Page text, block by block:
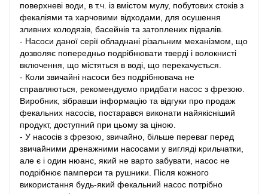
поверхневі води, в т.ч. із вмістом мулу, побутових стоків з
фекаліями та харчовими відходами, для осушення
зливних колодязів, басейнів та затоплених підвалів.
- Насоси даної серії обладнані різальним механізмом, що
дозволяє попередньо подрібнювати тверді і волокнисті
включення, що містяться в воді, що перекачується.
- Коли звичайні насоси без подрібнювача не
справляються, рекомендуємо придбати насос з фрезою.
Виробник, зібравши інформацію та відгуки про продаж
фекальних насосів, постарався виконати найякісніший
продукт, доступний при цьому за ціною.
- У насосів з фрезою, звичайно, більше переваг перед
звичайними дренажними насосами у вигляді крильчатки,
але є і один нюанс, який не варто забувати, насос не
подрібнює памперси та рушники. Після кожного
використання будь-який фекальний насос потрібно